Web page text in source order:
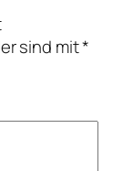
sind mit*